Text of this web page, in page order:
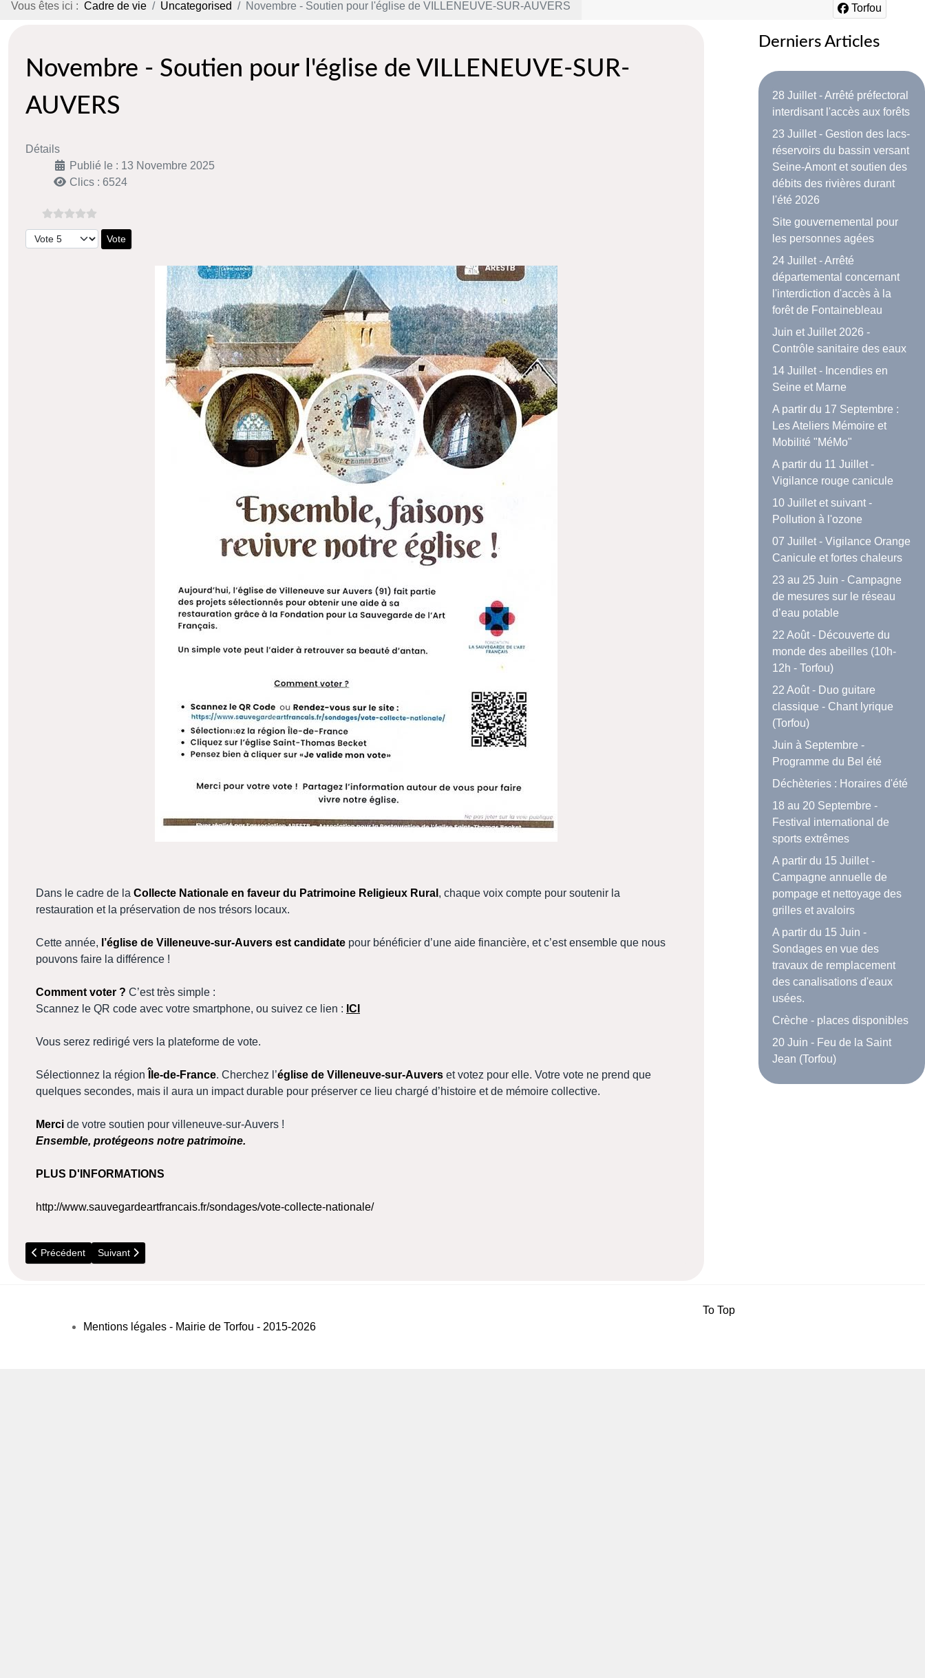
Vous êtes ici : Cadre de vie Uncategorised Novembre - Soutien pour l'église de VILLENEUVE-SUR-AUVERS
Torfou
Novembre - Soutien pour l'église de VILLENEUVE-SUR-
AUVERS
Détails
Publié le : 13 Novembre 2025
Clics : 6524
Veuillez voter
Dans le cadre de la Collecte Nationale en faveur du Patrimoine Religieux Rural , chaque voix compte pour soutenir la
restauration et la préservation de nos trésors locaux.
Cette année, l’église de Villeneuve-sur-Auvers est candidate pour bénéficier d’une aide financière, et c’est ensemble que nous
pouvons faire la différence !
Comment voter ? C’est très simple :
Scannez le QR code avec votre smartphone, ou suivez ce lien : ICI
Vous serez redirigé vers la plateforme de vote.
Sélectionnez la région Île-de-France. Cherchez l’église de Villeneuve-sur-Auvers et votez pour elle. Votre vote ne prend que
quelques secondes, mais il aura un impact durable pour préserver ce lieu chargé d’histoire et de mémoire collective.
Merci de votre soutien pour villeneuve-sur-Auvers !
Ensemble, protégeons notre patrimoine.
PLUS D'INFORMATIONS
http://www.sauvegardeartfrancais.fr/sondages/vote-collecte-nationale/
Article précédent : Un habitant de Torfou médaillé de bronze en parachutisme
Précédent Article suivant : Novembre - La PMI ouvre ses portes
Suivant
Derniers Articles
28 Juillet - Arrêté préfectoral
interdisant l'accès aux forêts
23 Juillet - Gestion des lacs-
réservoirs du bassin versant
Seine-Amont et soutien des
débits des rivières durant
l'été 2026
Site gouvernemental pour
les personnes agées
24 Juillet - Arrêté
départemental concernant
l'interdiction d'accès à la
forêt de Fontainebleau
Juin et Juillet 2026 -
Contrôle sanitaire des eaux
14 Juillet - Incendies en
Seine et Marne
A partir du 17 Septembre :
Les Ateliers Mémoire et
Mobilité "MéMo"
A partir du 11 Juillet -
Vigilance rouge canicule
10 Juillet et suivant -
Pollution à l'ozone
07 Juillet - Vigilance Orange
Canicule et fortes chaleurs
23 au 25 Juin - Campagne
de mesures sur le réseau
d’eau potable
22 Août - Découverte du
monde des abeilles (10h-
12h - Torfou)
22 Août - Duo guitare
classique - Chant lyrique
(Torfou)
Juin à Septembre -
Programme du Bel été
Déchèteries : Horaires d'été
18 au 20 Septembre -
Festival international de
sports extrêmes
A partir du 15 Juillet -
Campagne annuelle de
pompage et nettoyage des
grilles et avaloirs
A partir du 15 Juin -
Sondages en vue des
travaux de remplacement
des canalisations d'eaux
usées.
Crèche - places disponibles
20 Juin - Feu de la Saint
Jean (Torfou)
Mentions légales - Mairie de Torfou - 2015-2026
To Top